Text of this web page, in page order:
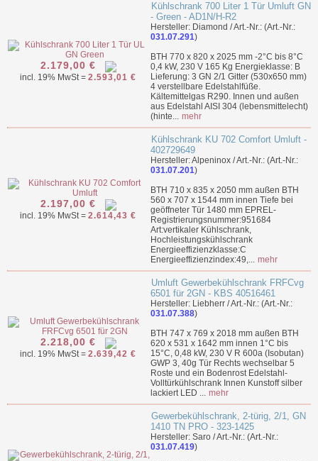
2.179,00 €
incl. 19% MwSt = 2.593,01 €
Kühlschrank 700 Liter 1 Tür Umluft GN
- Green - AD1N/H-R2
Hersteller: Diamond / Art.-Nr.: (Art.-Nr.:
031.07.291)
BTH 770 x 820 x 2025 mm -2°C bis 8°C
0,4 kW, 230 V 165 Kg Energieklasse: B
Lieferung: 3 GN 2/1 Gitter (530x650 mm)
4 verstellbare Edelstahlfüße.
Kältemittelgas R290. Innen und außen
aus Edelstahl AISI 304 (lebensmittelecht)
(hinte... mehr
2.197,00 €
incl. 19% MwSt = 2.614,43 €
Kühlschrank KU 702 Comfort Umluft -
402729649
Hersteller: Alpeninox / Art.-Nr.: (Art.-Nr.:
031.07.201)
BTH 710 x 835 x 2050 mm außen BTH
560 x 707 x 1544 mm innen Tiefe bei
geöffneter Tür 1480 mm EPREL-
Registrierungsnummer:951684
Art:vertikaler Kühlschrank,
Hochleistungskühlschrank
Energieeffizienzklasse:C
Energieeffizienzindex:49,... mehr
2.218,00 €
incl. 19% MwSt = 2.639,42 €
Umluft Gewerbekühlschrank FRFCvg
6501 für 2GN - KBS 40516461
Hersteller: Liebherr / Art.-Nr.: (Art.-Nr.:
031.07.388)
BTH 747 x 769 x 2018 mm außen BTH
620 x 531 x 1642 mm innen 1°C bis
15°C, 0,48 kW, 230 V R 600a (Isobutan)
GWP 3, 40g Tür Rechts wechselbar 5
Roste und ein Bodenrost Edelstahl-
Volltürkühlschrank Innen Kunstoff silber
lackiert LED ... mehr
Gewerbekühlschrank, 2-türig, 2/1, GN
1410 TN PRO - 323-1425
Hersteller: Saro / Art.-Nr.: (Art.-Nr.:
031.07.419)